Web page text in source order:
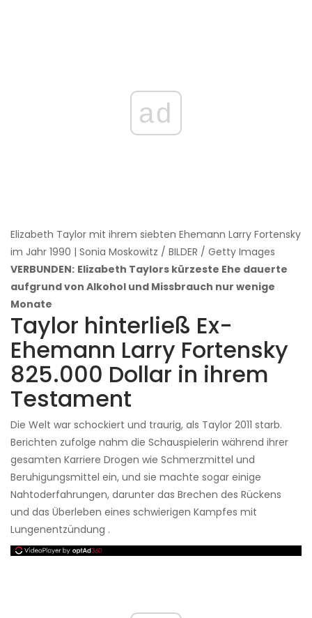
ad
Elizabeth Taylor mit ihrem siebten Ehemann Larry Fortensky
im Jahr 1990 | Sonia Moskowitz / BILDER / Getty Images
VERBUNDEN: Elizabeth Taylors kürzeste Ehe dauerte
aufgrund von Alkohol und Missbrauch nur wenige
Monate
Taylor hinterließ Ex-
Ehemann Larry Fortensky
825.000 Dollar in ihrem
Testament
Die Welt war schockiert und traurig, als Taylor 2011 starb.
Berichten zufolge nahm die Schauspielerin während ihrer
gesamten Karriere Drogen wie Schmerzmittel und
Beruhigungsmittel ein, und sie machte sogar einige
Nahtoderfahrungen, darunter das Brechen des Rückens
und das Überleben eines schwierigen Kampfes mit
Lungenentzündung .